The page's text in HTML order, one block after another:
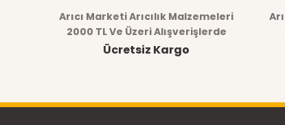
Arıcı Marketi Arıcılık Malzemeleri
2000 TL Ve Üzeri Alışverişlerde
Ücretsiz Kargo